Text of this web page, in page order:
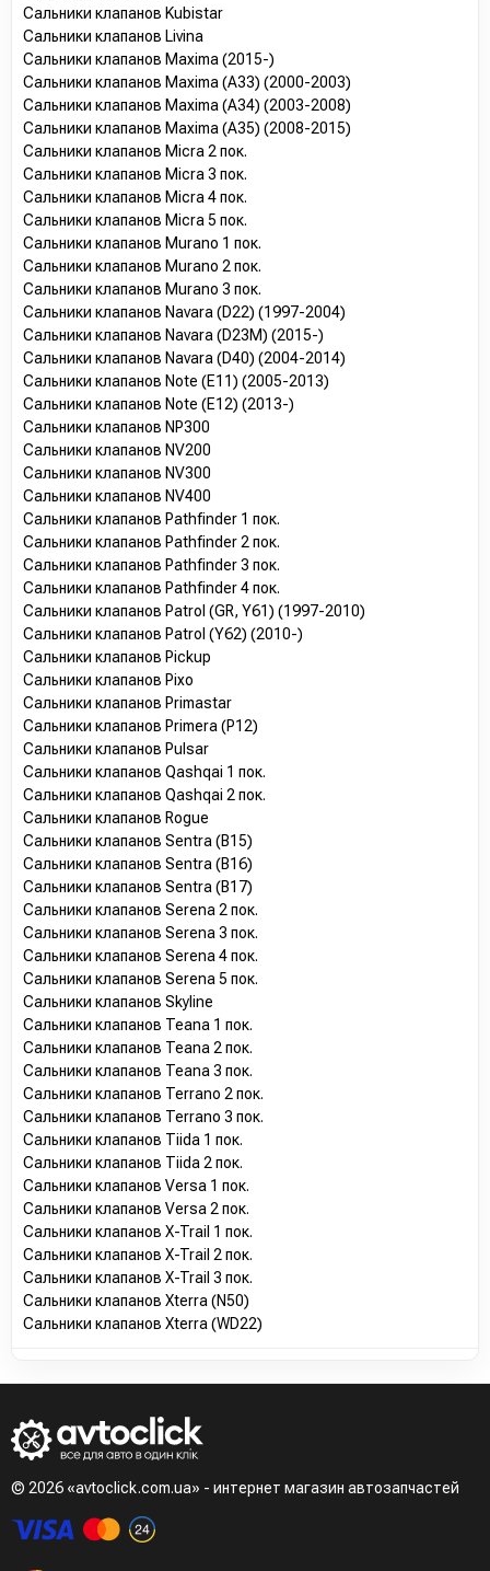
Сальники клапанов Kubistar
Сальники клапанов Livina
Сальники клапанов Maxima (2015-)
Сальники клапанов Maxima (A33) (2000-2003)
Сальники клапанов Maxima (A34) (2003-2008)
Сальники клапанов Maxima (A35) (2008-2015)
Сальники клапанов Micra 2 пок.
Сальники клапанов Micra 3 пок.
Сальники клапанов Micra 4 пок.
Сальники клапанов Micra 5 пок.
Сальники клапанов Murano 1 пок.
Сальники клапанов Murano 2 пок.
Сальники клапанов Murano 3 пок.
Сальники клапанов Navara (D22) (1997-2004)
Сальники клапанов Navara (D23M) (2015-)
Сальники клапанов Navara (D40) (2004-2014)
Сальники клапанов Note (E11) (2005-2013)
Сальники клапанов Note (E12) (2013-)
Сальники клапанов NP300
Сальники клапанов NV200
Сальники клапанов NV300
Сальники клапанов NV400
Сальники клапанов Pathfinder 1 пок.
Сальники клапанов Pathfinder 2 пок.
Сальники клапанов Pathfinder 3 пок.
Сальники клапанов Pathfinder 4 пок.
Сальники клапанов Patrol (GR, Y61) (1997-2010)
Сальники клапанов Patrol (Y62) (2010-)
Сальники клапанов Pickup
Сальники клапанов Pixo
Сальники клапанов Primastar
Сальники клапанов Primera (P12)
Сальники клапанов Pulsar
Сальники клапанов Qashqai 1 пок.
Сальники клапанов Qashqai 2 пок.
Сальники клапанов Rogue
Сальники клапанов Sentra (B15)
Сальники клапанов Sentra (B16)
Сальники клапанов Sentra (B17)
Сальники клапанов Serena 2 пок.
Сальники клапанов Serena 3 пок.
Сальники клапанов Serena 4 пок.
Сальники клапанов Serena 5 пок.
Сальники клапанов Skyline
Сальники клапанов Teana 1 пок.
Сальники клапанов Teana 2 пок.
Сальники клапанов Teana 3 пок.
Сальники клапанов Terrano 2 пок.
Сальники клапанов Terrano 3 пок.
Сальники клапанов Tiida 1 пок.
Сальники клапанов Tiida 2 пок.
Сальники клапанов Versa 1 пок.
Сальники клапанов Versa 2 пок.
Сальники клапанов X-Trail 1 пок.
Сальники клапанов X-Trail 2 пок.
Сальники клапанов X-Trail 3 пок.
Сальники клапанов Xterra (N50)
Сальники клапанов Xterra (WD22)
© 2026 «avtoclick.com.ua» - интернет магазин автозапчастей